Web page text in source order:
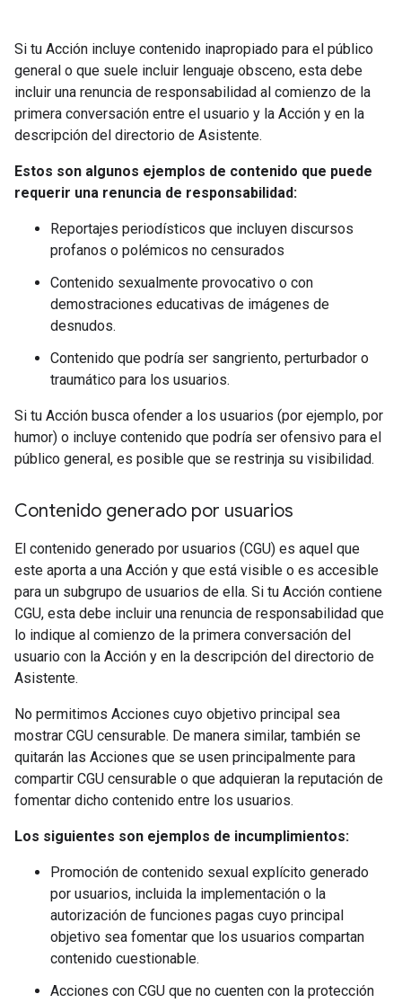
Si tu Acción incluye contenido inapropiado para el público
general o que suele incluir lenguaje obsceno, esta debe
incluir una renuncia de responsabilidad al comienzo de la
primera conversación entre el usuario y la Acción y en la
descripción del directorio de Asistente.
Estos son algunos ejemplos de contenido que puede
requerir una renuncia de responsabilidad:
Reportajes periodísticos que incluyen discursos
profanos o polémicos no censurados
Contenido sexualmente provocativo o con
demostraciones educativas de imágenes de
desnudos.
Contenido que podría ser sangriento, perturbador o
traumático para los usuarios.
Si tu Acción busca ofender a los usuarios (por ejemplo, por
humor) o incluye contenido que podría ser ofensivo para el
público general, es posible que se restrinja su visibilidad.
Contenido generado por usuarios
El contenido generado por usuarios (CGU) es aquel que
este aporta a una Acción y que está visible o es accesible
para un subgrupo de usuarios de ella. Si tu Acción contiene
CGU, esta debe incluir una renuncia de responsabilidad que
lo indique al comienzo de la primera conversación del
usuario con la Acción y en la descripción del directorio de
Asistente.
No permitimos Acciones cuyo objetivo principal sea
mostrar CGU censurable. De manera similar, también se
quitarán las Acciones que se usen principalmente para
compartir CGU censurable o que adquieran la reputación de
fomentar dicho contenido entre los usuarios.
Los siguientes son ejemplos de incumplimientos:
Promoción de contenido sexual explícito generado
por usuarios, incluida la implementación o la
autorización de funciones pagas cuyo principal
objetivo sea fomentar que los usuarios compartan
contenido cuestionable.
Acciones con CGU que no cuenten con la protección